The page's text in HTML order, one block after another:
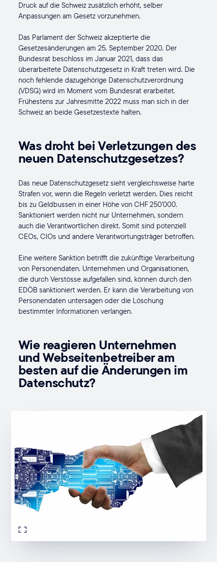
Druck auf die Schweiz zusätzlich erhöht, selber
Anpassungen am Gesetz vorzunehmen.
Das Parlament der Schweiz akzeptierte die
Gesetzesänderungen am 25. September 2020. Der
Bundesrat beschloss im Januar 2021, dass das
überarbeitete Datenschutzgesetz in Kraft treten wird. Die
noch fehlende dazugehörige Datenschutzverordnung
(VDSG) wird im Moment vom Bundesrat erarbeitet.
Frühestens zur Jahresmitte 2022 muss man sich in der
Schweiz an beide Gesetzestexte halten.
Was droht bei Verletzungen des
neuen Datenschutzgesetzes?
Das neue Datenschutzgesetz sieht vergleichsweise harte
Strafen vor, wenn die Regeln verletzt werden. Dies reicht
bis zu Geldbussen in einer Höhe von CHF 250'000.
Sanktioniert werden nicht nur Unternehmen, sondern
auch die Verantwortlichen direkt. Somit sind potenziell
CEOs, CIOs und andere Verantwortungsträger betroffen.
Eine weitere Sanktion betrifft die zukünftige Verarbeitung
von Personendaten. Unternehmen und Organisationen,
die durch Verstösse aufgefallen sind, können durch den
EDÖB sanktioniert werden. Er kann die Verarbeitung von
Personendaten untersagen oder die Löschung
bestimmter Informationen verlangen.
Wie reagieren Unternehmen
und Webseitenbetreiber am
besten auf die Änderungen im
Datenschutz?